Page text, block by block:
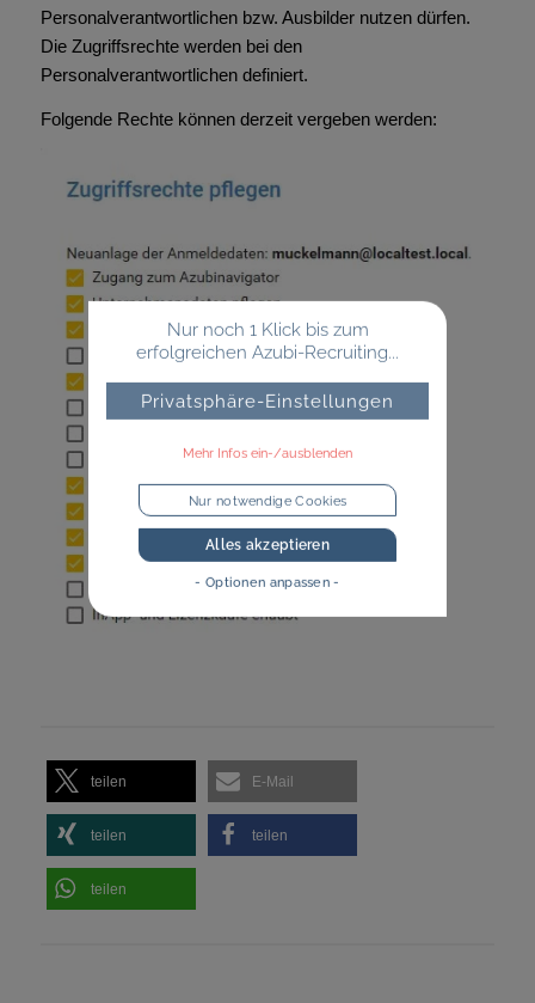
Personalverantwortlichen bzw. Ausbilder nutzen dürfen.
Die Zugriffsrechte werden bei den
Personalverantwortlichen definiert.
Folgende Rechte können derzeit vergeben werden:
teilen E-Mail
teilen teilen
teilen
Nur noch 1 Klick bis zum
erfolgreichen Azubi-Recruiting...
Privatsphäre-Einstellungen
Mehr Infos ein-/ausblenden
Nur notwendige Cookies
Alles akzeptieren
- Optionen anpassen -